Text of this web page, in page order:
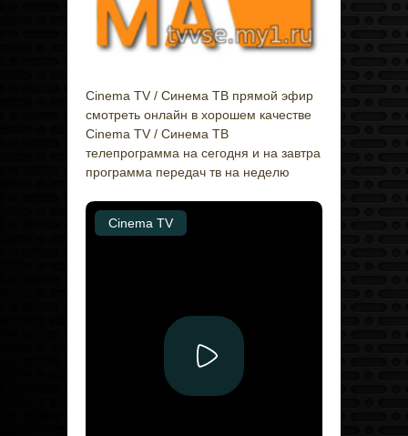
Cinema TV / Синема ТВ прямой эфир
смотреть онлайн в хорошем качестве
Cinema TV / Синема ТВ
телепрограмма на сегодня и на завтра
программа передач тв на неделю